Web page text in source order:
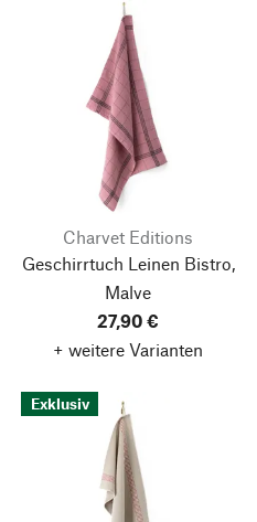
Charvet Editions
Geschirrtuch Leinen Bistro,
Malve
27,90 €
+ weitere Varianten
Exklusiv